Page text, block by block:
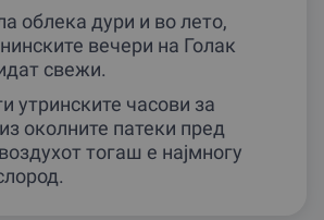
облека дури и во лето,
вечери на Голак
свежи.
утринските часови за
околните патеки пред
тогаш е најмногу